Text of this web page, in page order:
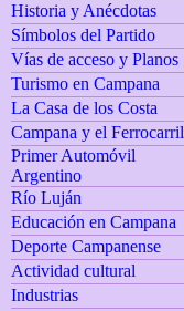
Historia y Anécdotas
Símbolos del Partido
Vías de acceso y Planos
Turismo en Campana
La Casa de los Costa
Campana y el Ferrocarril
Primer Automóvil
Argentino
Río Luján
Educación en Campana
Deporte Campanense
Actividad cultural
Industrias